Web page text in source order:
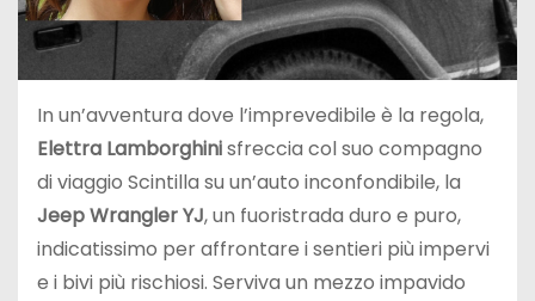
In un’avventura dove l’imprevedibile è la regola,
Elettra Lamborghinisfreccia col suo compagno
di viaggio Scintilla su un’auto inconfondibile, la
Jeep Wrangler YJ, un fuoristrada duro e puro,
indicatissimo per affrontare i sentieri più impervi
e i bivi più rischiosi. Serviva un mezzo impavido